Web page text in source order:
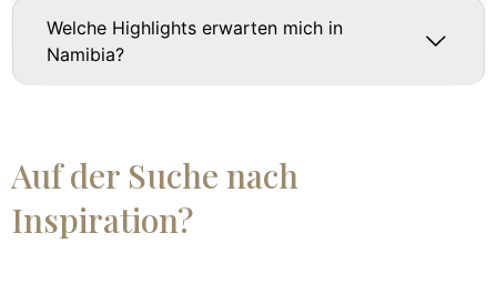
Welche Highlights erwarten mich in
Namibia?
Auf der Suche nach
Inspiration?